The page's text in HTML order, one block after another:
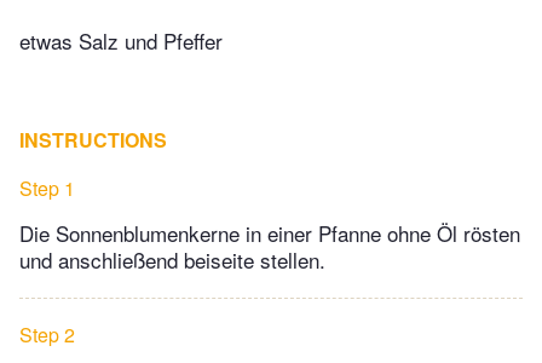
etwas Salz und Pfeffer
INSTRUCTIONS
Step 1
Die Sonnenblumenkerne in einer Pfanne ohne Öl rösten
und anschließend beiseite stellen.
Step 2